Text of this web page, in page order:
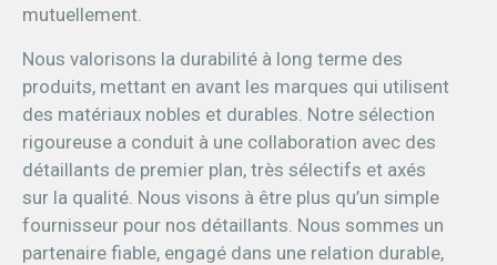
mutuellement.
Nous valorisons la durabilité à long terme des
produits, mettant en avant les marques qui utilisent
des matériaux nobles et durables. Notre sélection
rigoureuse a conduit à une collaboration avec des
détaillants de premier plan, très sélectifs et axés
sur la qualité. Nous visons à être plus qu’un simple
fournisseur pour nos détaillants. Nous sommes un
partenaire fiable, engagé dans une relation durable,